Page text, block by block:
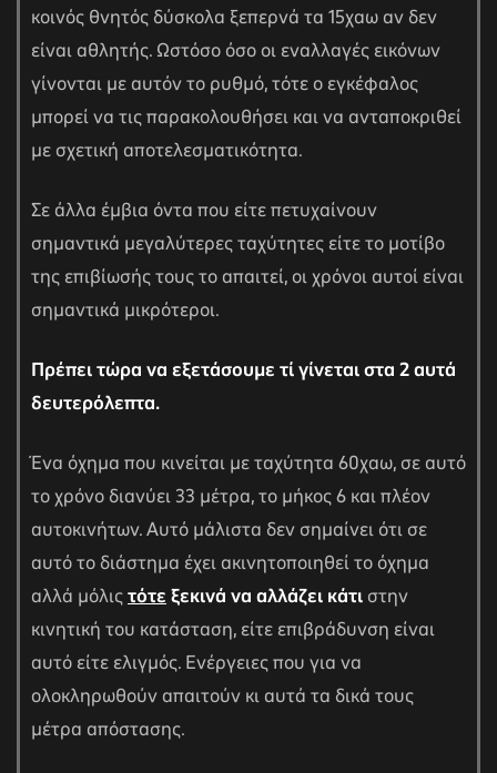
κοινός θνητός δύσκολα ξεπερνά τα 15χαω αν δεν
είναι αθλητής. Ωστόσο όσο οι εναλλαγές εικόνων
γίνονται με αυτόν το ρυθμό, τότε ο εγκέφαλος
μπορεί να τις παρακολουθήσει και να ανταποκριθεί
με σχετική αποτελεσματικότητα.
Σε άλλα έμβια όντα που είτε πετυχαίνουν
σημαντικά μεγαλύτερες ταχύτητες είτε το μοτίβο
της επιβίωσής τους το απαιτεί, οι χρόνοι αυτοί είναι
σημαντικά μικρότεροι.
Πρέπει τώρα να εξετάσουμε τί γίνεται στα 2 αυτά
δευτερόλεπτα.
Ένα όχημα που κινείται με ταχύτητα 60χαω, σε αυτό
το χρόνο διανύει 33 μέτρα, το μήκος 6 και πλέον
αυτοκινήτων. Αυτό μάλιστα δεν σημαίνει ότι σε
αυτό το διάστημα έχει ακινητοποιηθεί το όχημα
αλλά μόλιςτότεξεκινά να αλλάζει κάτι στην
κινητική του κατάσταση, είτε επιβράδυνση είναι
αυτό είτε ελιγμός. Ενέργειες που για να
ολοκληρωθούν απαιτούν κι αυτά τα δικά τους
μέτρα απόστασης.